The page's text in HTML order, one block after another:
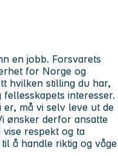
en jobb. Forsvarets
for Norge og
hvilken stilling du har,
interesser.
må vi selv leve ut de
ønsker derfor ansatte
respekt og ta
å handle riktig og våge